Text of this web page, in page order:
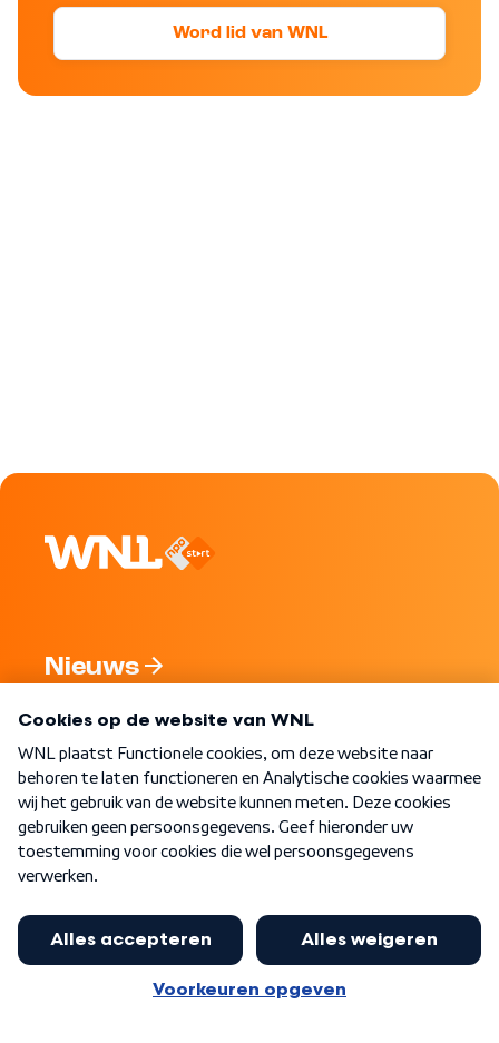
Word lid van WNL
Nieuws
Nieuwsbrief
Word Lid